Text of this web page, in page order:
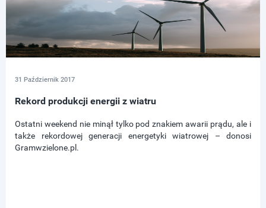
31 Październik 2017
Rekord produkcji energii z wiatru
Ostatni weekend nie minął tylko pod znakiem awarii prądu, ale i
także rekordowej generacji energetyki wiatrowej – donosi
Gramwzielone.pl.